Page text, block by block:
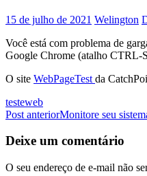
15 de julho de 2021 Welington
Você está com problema de
Google Chrome (atalho CTRL-
O site WebPageTest da
testeweb
Navegação
de
Post anteriorMonitore seu
Deixe um comentário
O seu endereço de e-mail não